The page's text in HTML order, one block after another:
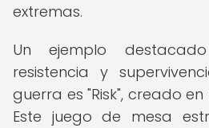
extremas.
Un ejemplo
resistencia y
guerra es "Risk", creado
Este juego de mesa